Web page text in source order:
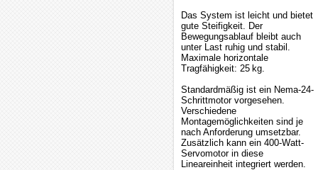
Das System ist leicht und bietet
gute Steifigkeit. Der
Bewegungsablauf bleibt auch
unter Last ruhig und stabil.
Maximale horizontale
Tragfähigkeit: 25 kg.
Standardmäßig ist ein Nema-24-
Schrittmotor vorgesehen.
Verschiedene
Montagemöglichkeiten sind je
nach Anforderung umsetzbar.
Zusätzlich kann ein 400-Watt-
Servomotor in diese
Lineareinheit integriert werden.